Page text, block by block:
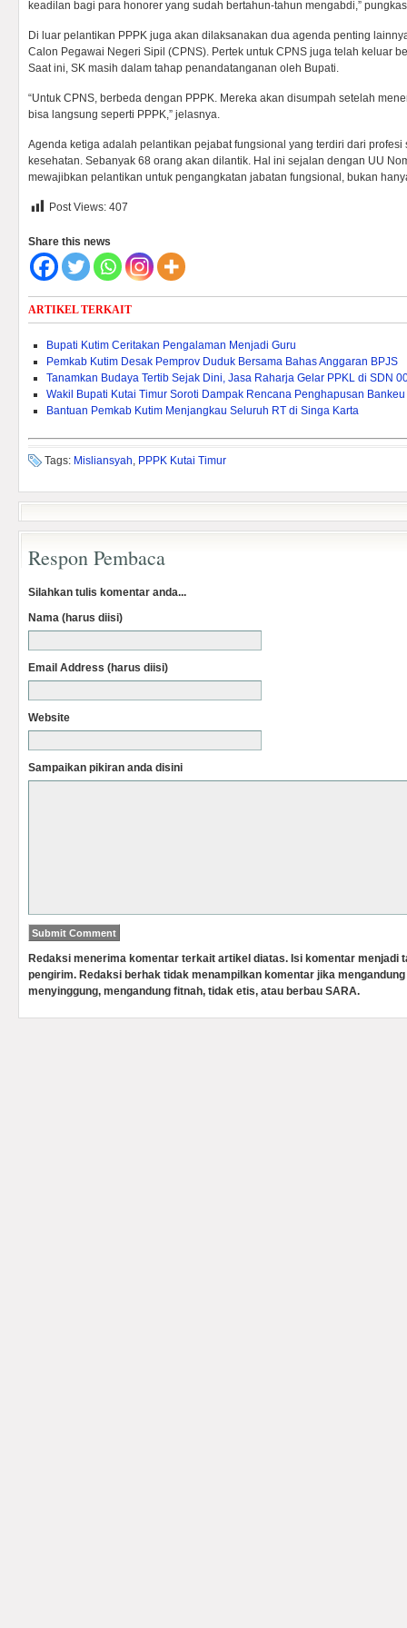
keadilan bagi para honorer yang sudah bertahun-tahun mengabdi,”
Di luar pelantikan PPPK juga akan dilaksanakan dua agenda penting
Calon Pegawai Negeri Sipil (CPNS). Pertek untuk CPNS juga telah keluar
Saat ini, SK masih dalam tahap penandatanganan oleh Bupati.
“Untuk CPNS, berbeda dengan PPPK. Mereka akan disumpah setelah
bisa langsung seperti PPPK,” jelasnya.
Agenda ketiga adalah pelantikan pejabat fungsional yang terdiri dari profesi
kesehatan. Sebanyak 68 orang akan dilantik. Hal ini sejalan dengan UU
mewajibkan pelantikan untuk pengangkatan jabatan fungsional, bukan
Post Views: 407
Share this news
ARTIKEL TERKAIT
Bupati Kutim Ceritakan Pengalaman Menjadi Guru
Pemkab Kutim Desak Pemprov Duduk Bersama Bahas Anggaran BPJS
Tanamkan Budaya Tertib Sejak Dini, Jasa Raharja Gelar PPKL di SDN
Wakil Bupati Kutai Timur Soroti Dampak Rencana Penghapusan
Bantuan Pemkab Kutim Menjangkau Seluruh RT di Singa Karta
Tags: Misliansyah, PPPK Kutai Timur
Respon Pembaca
Silahkan tulis komentar anda...
Nama (harus diisi)
Email Address (harus diisi)
Website
Sampaikan pikiran anda disini
Redaksi menerima komentar terkait artikel diatas. Isi komentar menjadi
pengirim. Redaksi berhak tidak menampilkan komentar jika
menyinggung, mengandung fitnah, tidak etis, atau berbau SARA.